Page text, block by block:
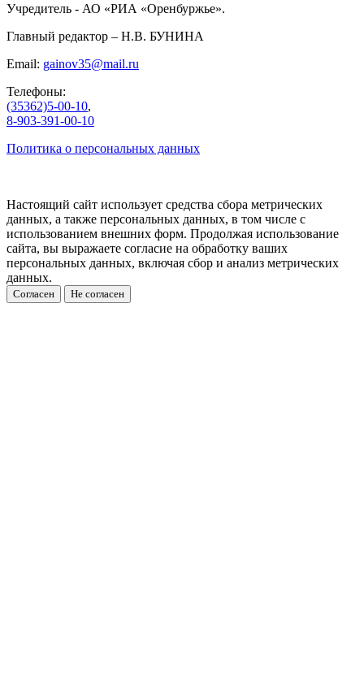
Учредитель - АО «РИА «Оренбуржье».
Главный редактор – Н.В. БУНИНА
Email: gainov35@mail.ru
Телефоны:
(35362)5-00-10,
8-903-391-00-10
Политика о персональных данных
Настоящий сайт использует средства сбора метрических
данных, а также персональных данных, в том числе с
использованием внешних форм. Продолжая использование
сайта, вы выражаете согласие на обработку ваших
персональных данных, включая сбор и анализ метрических
данных.
Согласен Не согласен